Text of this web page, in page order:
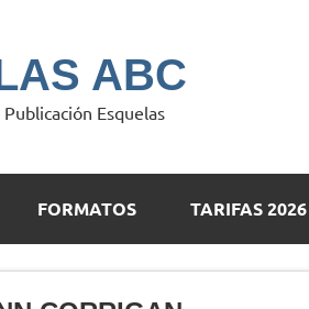
ABC
Esquelas
FORMATOS TARIFAS 2026